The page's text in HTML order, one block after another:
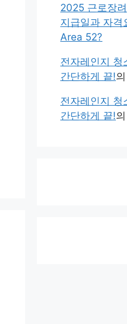
2025 근로장
지급일과 자격
Area 52?
전자레인지 청
간단하게 끝!의
전자레인지 청
간단하게 끝!의